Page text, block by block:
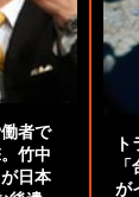
者で
竹中
日本
が